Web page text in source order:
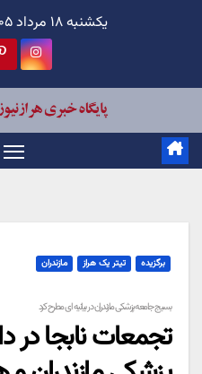
یکشنبه ۱۸ مرداد ۱۴۰۵
برگزیده تیتر یک هراز مازندران
بسیج جامعه پزشکی مازندران در بیانیه ای مطرح کرد
تجمعات نابجا در